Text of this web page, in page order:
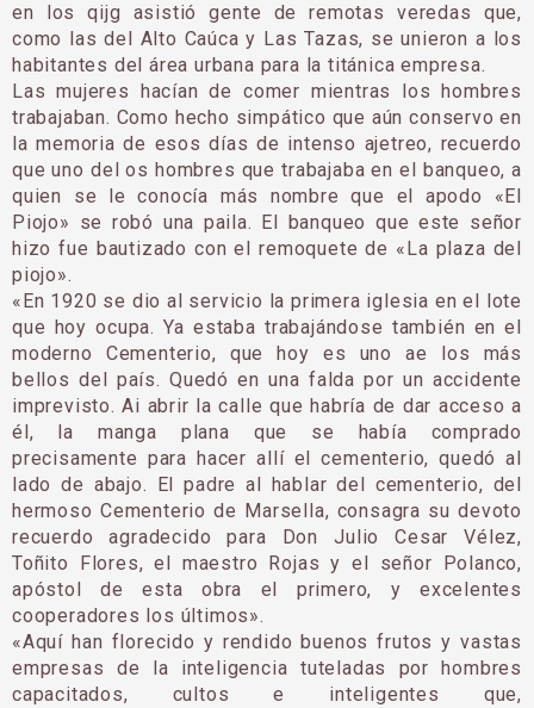
en los qijg asistió gente de remotas veredas que,
como las del Alto Caúca y Las Tazas, se unieron a los
habitantes del área urbana para la titánica empresa.
Las mujeres hacían de comer mientras los hombres
trabajaban. Como hecho simpático que aún conservo en
la memoria de esos días de intenso ajetreo, recuerdo
que uno del os hombres que trabajaba en el banqueo, a
quien se le conocía más nombre que el apodo «El
Piojo» se robó una paila. El banqueo que este señor
hizo fue bautizado con el remoquete de «La plaza del
piojo».
«En 1920 se dio al servicio la primera iglesia en el lote
que hoy ocupa. Ya estaba trabajándose también en el
moderno Cementerio, que hoy es uno ae los más
bellos del país. Quedó en una falda por un accidente
imprevisto. Ai abrir la calle que habría de dar acceso a
él, la manga plana que se había comprado
precisamente para hacer allí el cementerio, quedó al
lado de abajo. El padre al hablar del cementerio, del
hermoso Cementerio de Marsella, consagra su devoto
recuerdo agradecido para Don Julio Cesar Vélez,
Toñito Flores, el maestro Rojas y el señor Polanco,
apóstol de esta obra el primero, y excelentes
cooperadores los últimos».
«Aquí han florecido y rendido buenos frutos y vastas
empresas de la inteligencia tuteladas por hombres
capacitados, cultos e inteligentes que,